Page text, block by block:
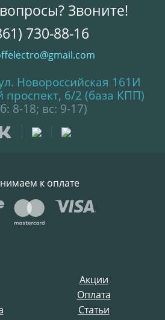
Акции
Оплата
Статьи
Звоните!
730-88-16
Новороссийская 161И
проспект, 6/2 (база КПП)
8-18; вс: 9-17)
к оплате